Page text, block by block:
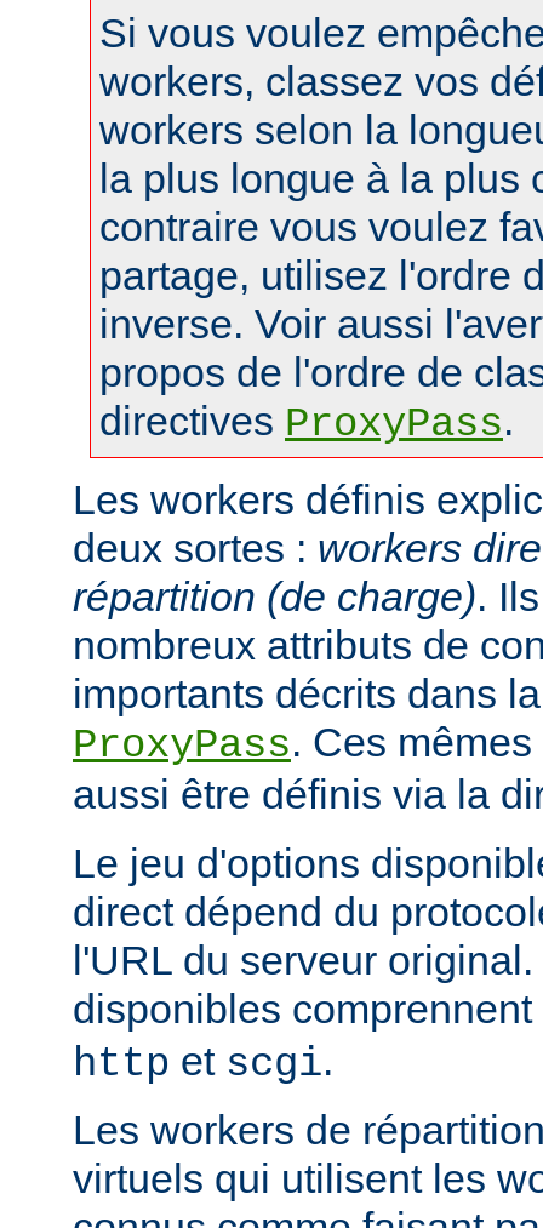
Si vous voulez
workers, classez vos
workers selon la
la plus longue à la plus
contraire vous voulez
partage, utilisez l'ordre
inverse. Voir aussi
propos de l'ordre de
directives ProxyPass.
Les workers définis
deux sortes : workers
répartition (de charge).
nombreux attributs de
importants décrits dans
ProxyPass. Ces
aussi être définis via la
Le jeu d'options
direct dépend du
l'URL du serveur
disponibles comprennent
http et scgi.
Les workers de
virtuels qui utilisent les